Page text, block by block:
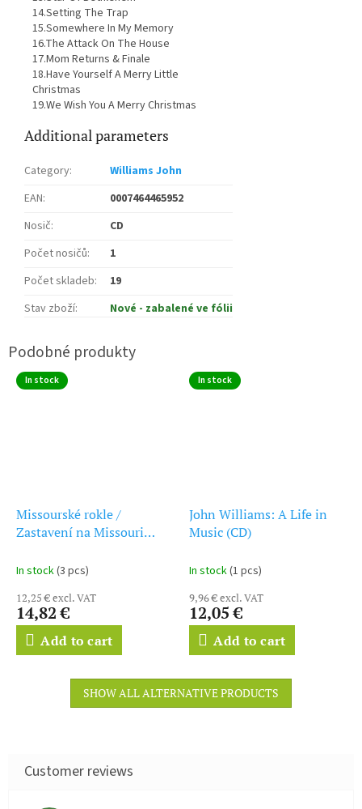
14.Setting The Trap
15.Somewhere In My Memory
16.The Attack On The House
17.Mom Returns & Finale
18.Have Yourself A Merry Little
Christmas
19.We Wish You A Merry Christmas
Additional parameters
Category:
Williams John
EAN:
0007464465952
Nosič:
CD
Počet nosičů:
1
Počet skladeb:
19
Stav zboží: Nové - zabalené ve fólii
In stock
Missourské rokle /
Zastavení na Missouri
Missouri Breaks
In stock(3 pcs)
12,25 € excl. VAT
14,82 €
Add to cart
In stock
John Williams: A Life in
Music (CD)
In stock(1 pcs)
9,96 € excl. VAT
12,05 €
Add to cart
SHOW ALL ALTERNATIVE PRODUCTS